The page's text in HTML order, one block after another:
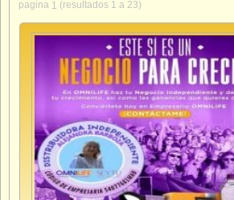
pagina 1 (resultados 1 a 23)